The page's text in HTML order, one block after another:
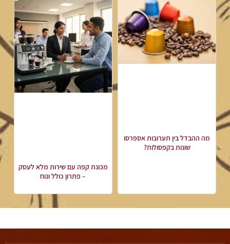
מה ההבדל בין תערובות אספרסו
שונות בקפסולות?
מכונת קפה עם שירות מלא לעסק
– פתרון כולל ונוח